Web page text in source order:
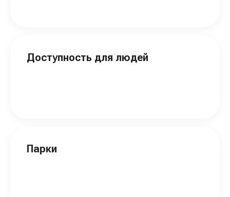
Доступность для людей
Парки